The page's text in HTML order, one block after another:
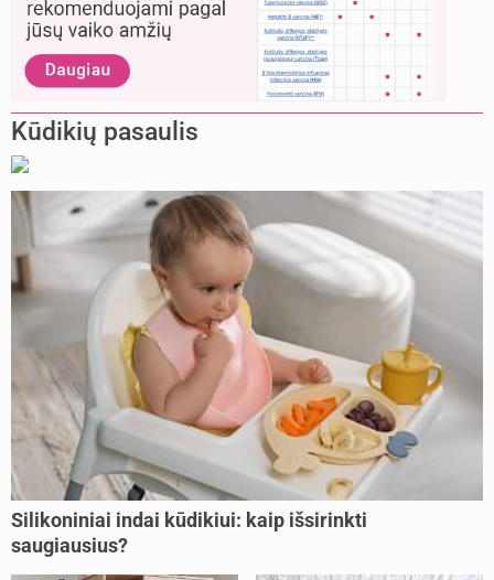
Kūdikių pasaulis
Silikoniniai indai kūdikiui: kaip išsirinkti
saugiausius?